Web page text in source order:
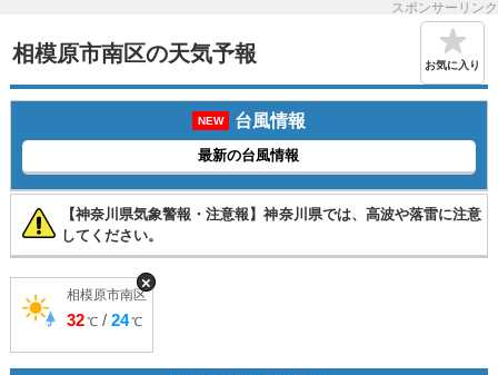
スポンサーリンク
相模原市南区の天気予報 お気に入り
NEW 台風情報
最新の台風情報
【神奈川県気象警報・注意報】神奈川県では、高波や落雷に注意
してください。
相模原市南区
32℃/ 24℃
×